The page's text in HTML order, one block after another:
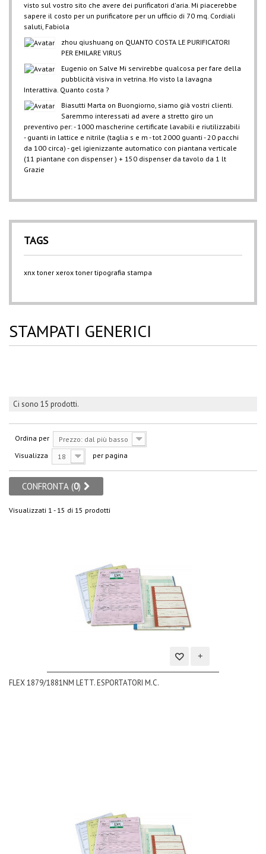
visto sul vostro sito che avere dei purificatori d'aria. Mi piacerebbe
sapere il costo per un purificatore per un ufficio di 70 mq. Cordiali
saluti, Fabiola
zhou qiushuang on QUANTO COSTA LE PURIFICATORI
PER EMILARE VIRUS
Eugenio on Salve Mi servirebbe qualcosa per fare della
pubblicità visiva in vetrina. Ho visto la lavagna
Interattiva. Quanto costa ?
Biasutti Marta on Buongiorno, siamo già vostri clienti.
Saremmo interessati ad avere a stretto giro un
preventivo per: - 1000 mascherine certificate lavabili e riutilizzabili
- guanti in lattice e nitrile (taglia s e m - tot 2000 guanti - 20 pacchi
da 100 circa) - gel igienizzante automatico con piantana verticale
(11 piantane con dispenser ) + 150 dispenser da tavolo da 1 lt
Grazie
TAGS
xnx toner xerox toner tipografia stampa
STAMPATI GENERICI
Ci sono 15 prodotti.
Ordina per
Prezzo: dal più basso
Visualizza
18 per pagina
CONFRONTA (0)
Visualizzati 1 - 15 di 15 prodotti
Aggiungi
FLEX 1879/1881NM LETT. ESPORTATORI M.C.